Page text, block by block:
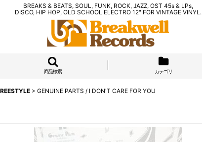
BREAKS & BEATS, SOUL, FUNK, ROCK, JAZZ, OST 45s & LPs,
DISCO, HIP HOP, OLD SCHOOL ELECTRO 12" FOR VINTAGE VINYL.
商品検索 カテゴリ
> GENUINE PARTS / I DON'T CARE FOR YOU